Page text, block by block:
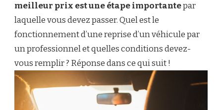
REPRISE
DE
VOITURE
?
meilleur prix est une étape importantepar
laquelle vous devez passer. Quel est le
fonctionnement d’une reprise d’un véhicule par
un professionnel et quelles conditions devez-
vous remplir ? Réponse dans ce qui suit !